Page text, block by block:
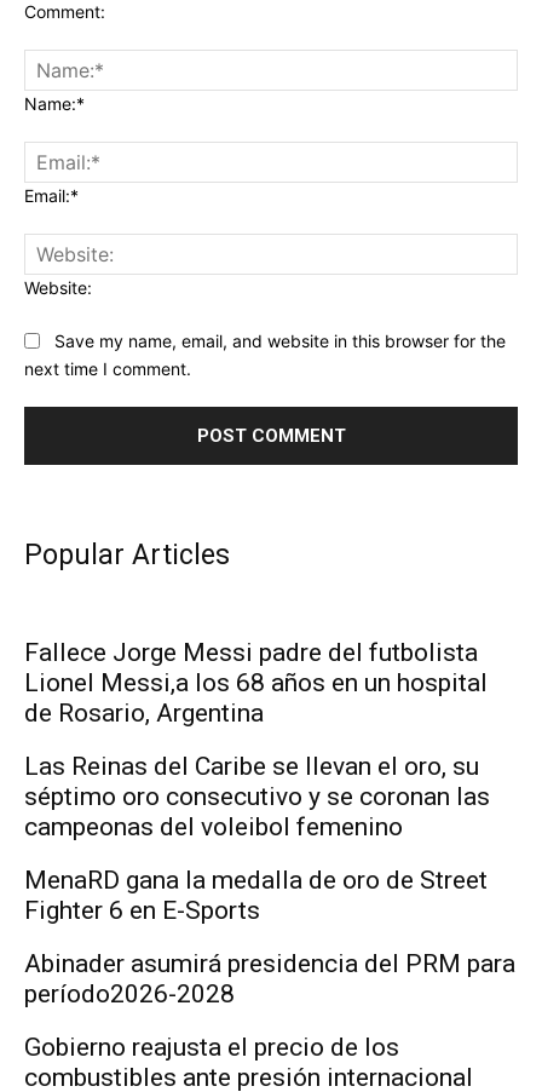
Comment:
Name:*
Email:*
Website:
Save my name, email, and website in this browser for the
next time I comment.
Popular Articles
Fallece Jorge Messi padre del futbolista
Lionel Messi,a los 68 años en un hospital
de Rosario, Argentina
Las Reinas del Caribe se llevan el oro, su
séptimo oro consecutivo y se coronan las
campeonas del voleibol femenino
MenaRD gana la medalla de oro de Street
Fighter 6 en E-Sports
Abinader asumirá presidencia del PRM para
período2026-2028
Gobierno reajusta el precio de los
combustibles ante presión internacional